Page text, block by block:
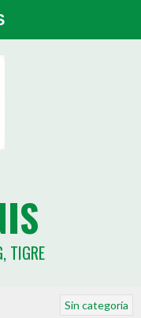
TIGRE
Sin categoría